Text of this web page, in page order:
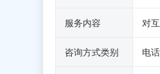
服务内容 对
咨询方式类别 电